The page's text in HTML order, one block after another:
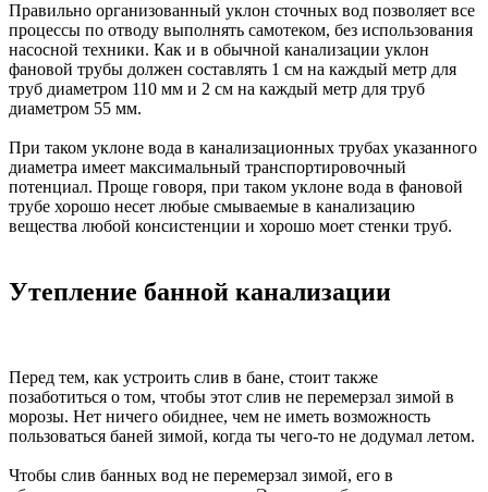
Правильно организованный уклон сточных вод позволяет все
процессы по отводу выполнять самотеком, без использования
насосной техники. Как и в обычной канализации уклон
фановой трубы должен составлять 1 см на каждый метр для
труб диаметром 110 мм и 2 см на каждый метр для труб
диаметром 55 мм.
При таком уклоне вода в канализационных трубах указанного
диаметра имеет максимальный транспортировочный
потенциал. Проще говоря, при таком уклоне вода в фановой
трубе хорошо несет любые смываемые в канализацию
вещества любой консистенции и хорошо моет стенки труб.
Утепление банной канализации
Перед тем, как устроить слив в бане, стоит также
позаботиться о том, чтобы этот слив не перемерзал зимой в
морозы. Нет ничего обиднее, чем не иметь возможность
пользоваться баней зимой, когда ты чего-то не додумал летом.
Чтобы слив банных вод не перемерзал зимой, его в